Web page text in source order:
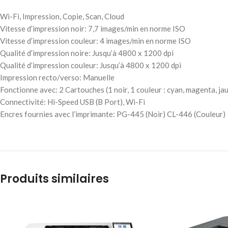
Wi-Fi, Impression, Copie, Scan, Cloud
Vitesse d’impression noir: 7,7 images/min en norme ISO
Vitesse d’impression couleur: 4 images/min en norme ISO
Qualité d’impression noire: Jusqu’à 4800 x 1200 dpi
Qualité d’impression couleur: Jusqu’à 4800 x 1200 dpi
Impression recto/verso: Manuelle
Fonctionne avec: 2 Cartouches (1 noir, 1 couleur : cyan, magenta,
Connectivité: Hi-Speed USB (B Port), Wi-Fi
Encres fournies avec l’imprimante: PG-445 (Noir) CL-446 (Couleur)
Produits similaires